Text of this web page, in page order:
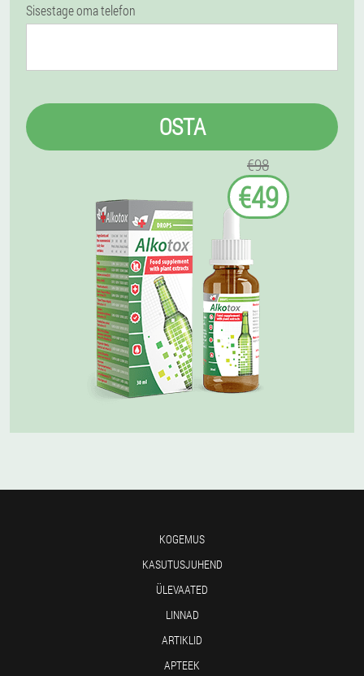
Sisestage oma telefon
OSTA
€98
€49
KOGEMUS
KASUTUSJUHEND
ÜLEVAATED
LINNAD
ARTIKLID
APTEEK